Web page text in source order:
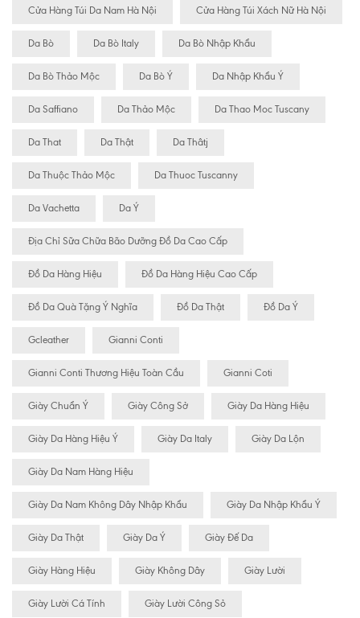
Cửa Hàng Túi Da Nam Hà Nội Cửa Hàng Túi Xách Nữ Hà Nội
Da Bò Da Bò Italy Da Bò Nhập Khẩu
Da Bò Thảo Mộc Da Bò Ý Da Nhập Khẩu Ý
Da Saffiano Da Thảo Mộc Da Thao Moc Tuscany
Da That Da Thật Da Thâtj
Da Thuộc Thảo Mộc Da Thuoc Tuscanny
Da Vachetta Da Ý
Địa Chỉ Sữa Chữa Bão Dưỡng Đồ Da Cao Cấp
Đồ Da Hàng Hiệu Đồ Da Hàng Hiệu Cao Cấp
Đồ Da Quà Tặng Ý Nghĩa Đồ Da Thật Đồ Da Ý
Gcleather Gianni Conti
Gianni Conti Thương Hiệu Toàn Cầu Gianni Coti
Giày Chuẩn Ý Giày Công Sở Giày Da Hàng Hiệu
Giày Da Hàng Hiệu Ý Giày Da Italy Giày Da Lộn
Giày Da Nam Hàng Hiệu
Giày Da Nam Không Dây Nhập Khẩu Giày Da Nhập Khẩu Ý
Giày Da Thật Giày Da Ý Giày Đế Da
Giày Hàng Hiệu Giày Không Dây Giày Lười
Giày Lười Cá Tính Giày Lười Công Sỏ